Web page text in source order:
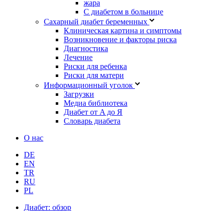
жара
С диабетом в больнице
Сахарный диабет беременных
Клиническая картина и симптомы
Возникновение и факторы риска
Диагностика
Лечение
Риски для ребенка
Риски для матери
Информационный уголок
Загрузки
Медиа библиотека
Диабет от A до Я
Словарь диабета
О нас
DE
EN
TR
RU
PL
Диабет: обзор